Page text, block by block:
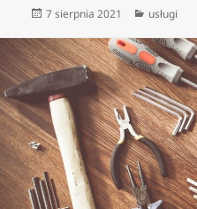
Data
7 sierpnia 2021 Kategorie
usługi